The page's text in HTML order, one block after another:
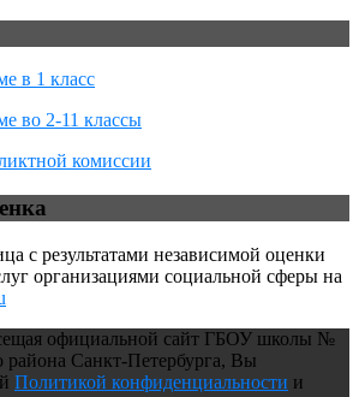
в 1 класс
во 2-11 классы
комиссии
с результатами независимой оценки
организациями социальной сферы на
официальной сайт ГБОУ школы №
района Санкт-Петербурга, Вы
Политикой конфиденциальности и